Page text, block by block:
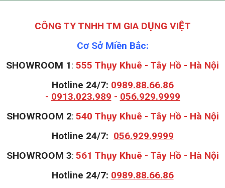
CÔNG TY TNHH TM GIA DỤNG VIỆT
Cơ Sở Miền Bắc:
SHOWROOM 1: 555 Thụy Khuê - Tây Hồ - Hà Nội
Hotline 24/7: 0989.88.66.86
- 0913.023.989 - 056.929.9999
SHOWROOM 2: 540 Thụy Khuê - Tây Hồ - Hà Nội
Hotline 24/7: 056.929.9999
SHOWROOM 3: 561 Thụy Khuê - Tây Hồ - Hà Nội
Hotline 24/7: 0989.88.66.86